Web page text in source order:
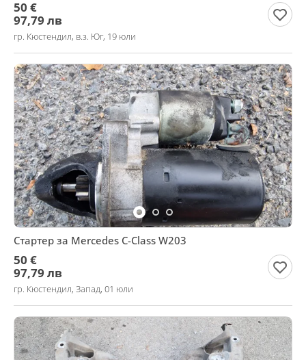
50 €
97,79 лв
гр. Кюстендил, в.з. Юг, 19 юли
Стартер за Mercedes C-Class W203
50 €
97,79 лв
гр. Кюстендил, Запад, 01 юли